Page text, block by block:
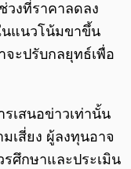
วงที่ราคาลดลง
นแนวโน้มขาขึ้น
จะปรับกลยุทธ์เพื่อ
เสนอข่าวเท่านั้น
เสี่ยง ผู้ลงทุนอาจ
รศึกษาและประเมิน